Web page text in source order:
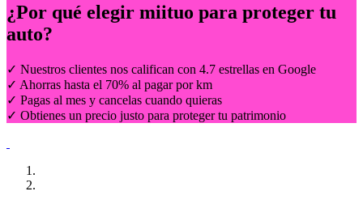
¿Por qué elegir miituo para proteger tu
auto?
✓ Nuestros clientes nos califican con 4.7 estrellas en Google
✓ Ahorras hasta el 70% al pagar por km
✓ Pagas al mes y cancelas cuando quieras
✓ Obtienes un precio justo para proteger tu patrimonio